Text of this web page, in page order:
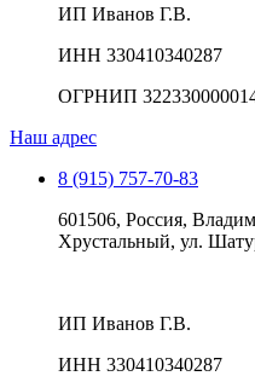
ИП Иванов Г.В.
ИНН 330410340287
ОГРНИП
Наш адрес
8 (915) 757-70-83
601506, Россия,
Хрустальный, ул.
ИП Иванов Г.В.
ИНН 330410340287